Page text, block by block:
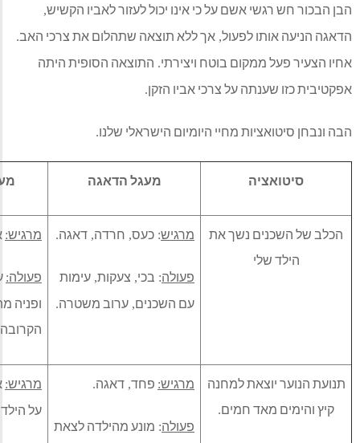
על כי אינו יכול לעזור לאביו הקשיש,
,אך ללא תוצאה שתהלום את צרכי האב.
בוטח ויצירתי.התוצאה הסופית היתה
על צרכי אביו הזקן.
מחיי היומיום הישראלי שלנו.
מעגל הדאגה מעגל ההשפעה
נשך את
מרגיש:כעס,חרדה ,דאגה.
עימות
ערוב משטרה.
מרגיש:אחריות,הגנה.
פעולה:עזרה ראשונה לבן
ופניה מהירה למרפאה
למחנה
חמים.
מרגיש:פחד,דאגה
מונע מהילדה לצאת
מרגיש:אחריות צורך בלהגן